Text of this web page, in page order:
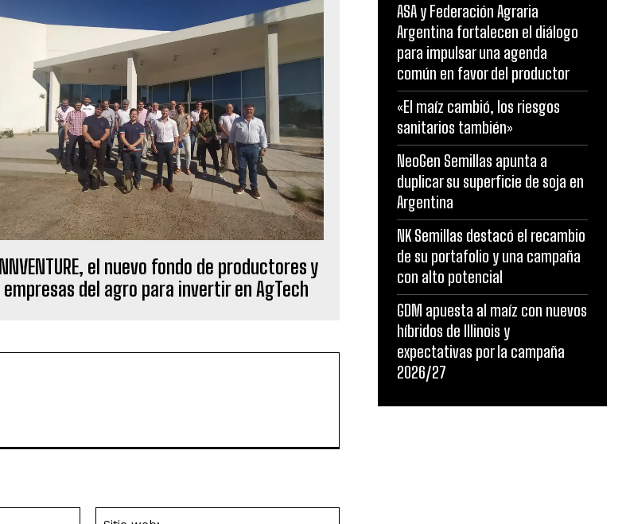
INNVENTURE, el nuevo fondo de productores y
empresas del agro para invertir en AgTech
ASA y Federación Agraria
Argentina fortalecen el diálogo
para impulsar una agenda
común en favor del productor
«El maíz cambió, los riesgos
sanitarios también»
NeoGen Semillas apunta a
duplicar su superficie de soja en
Argentina
NK Semillas destacó el recambio
de su portafolio y una campaña
con alto potencial
GDM apuesta al maíz con nuevos
híbridos de Illinois y
expectativas por la campaña
2026/27